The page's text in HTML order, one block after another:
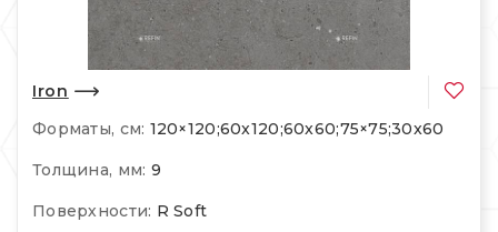
Iron
Форматы, см: 120×120;60x120;60x60;75×75;30x60
Толщина, мм: 9
Поверхности: R Soft